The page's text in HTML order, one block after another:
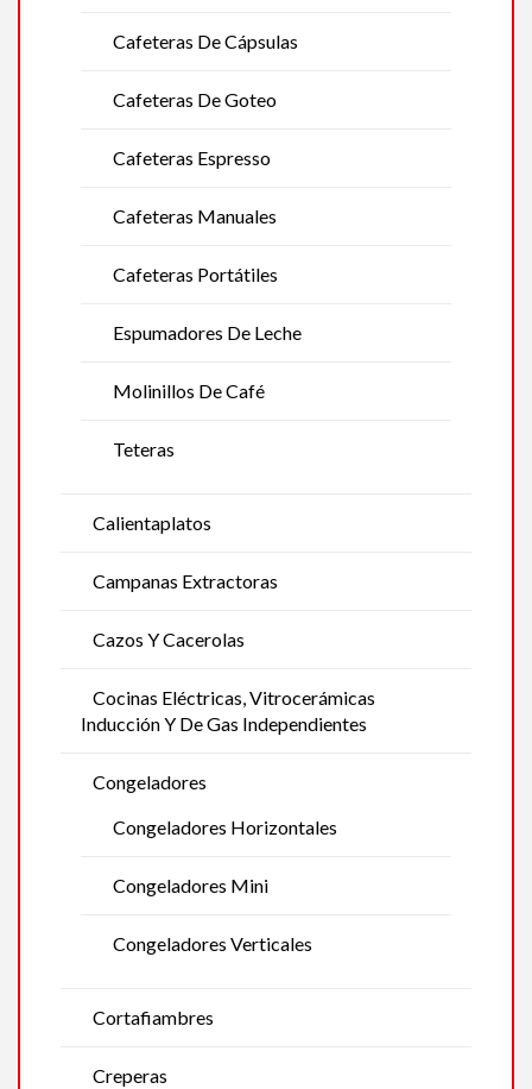
Cafeteras De Cápsulas
Cafeteras De Goteo
Cafeteras Espresso
Cafeteras Manuales
Cafeteras Portátiles
Espumadores De Leche
Molinillos De Café
Teteras
Calientaplatos
Campanas Extractoras
Cazos Y Cacerolas
Cocinas Eléctricas, Vitrocerámicas
Inducción Y De Gas Independientes
Congeladores
Congeladores Horizontales
Congeladores Mini
Congeladores Verticales
Cortafiambres
Creperas